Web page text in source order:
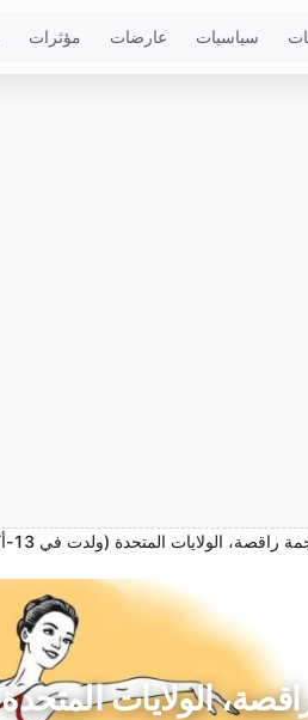
سياسيات عارضات مؤثرات
الولايات المتحدة (ولدت في 13-أكتوبر-1986)
الولايات المتحدة